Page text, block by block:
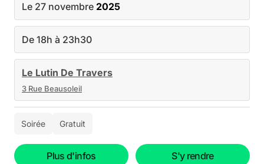
Le 27 novembre 2025
De 18h à 23h30
Le Lutin De Travers
3 Rue Beausoleil
Soirée Gratuit
Plus d'infos S'y rendre